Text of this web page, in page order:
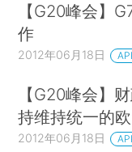
【G20峰会】
作
2012年06月18日
【G20峰会】
持维持统一的
2012年06月18日